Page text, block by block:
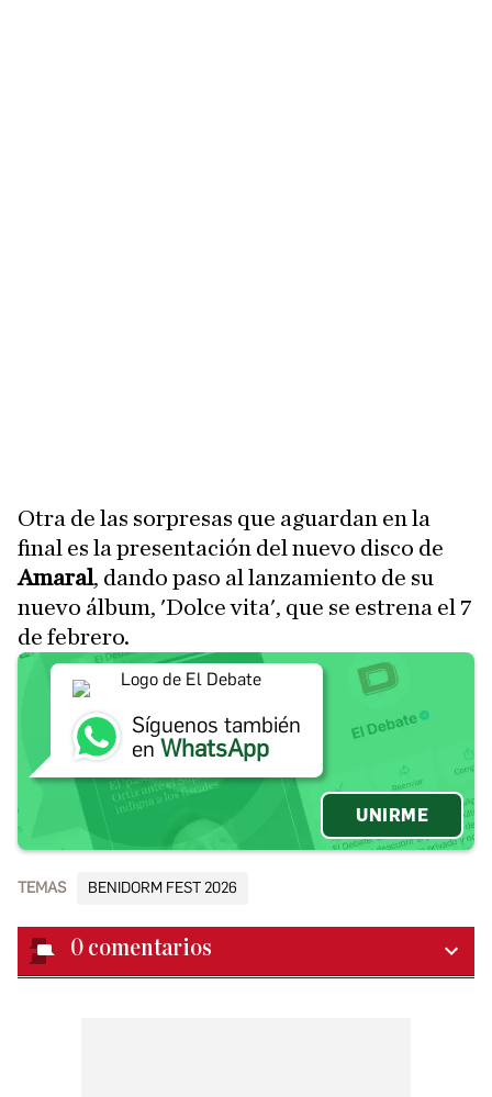
Otra de las sorpresas que aguardan en la
final es la presentación del nuevo disco de
Amaral, dando paso al lanzamiento de su
nuevo álbum, 'Dolce vita', que se estrena el 7
de febrero.
Síguenos también
en WhatsApp
UNIRME
TEMAS BENIDORM FEST 2026
0 comentarios